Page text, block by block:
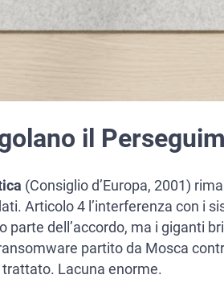
il
(Consiglio d’Europa, 2001)
Articolo 4 l’interferenza con i
dell’accordo, ma i giganti
partito da Mosca
Lacuna enorme.